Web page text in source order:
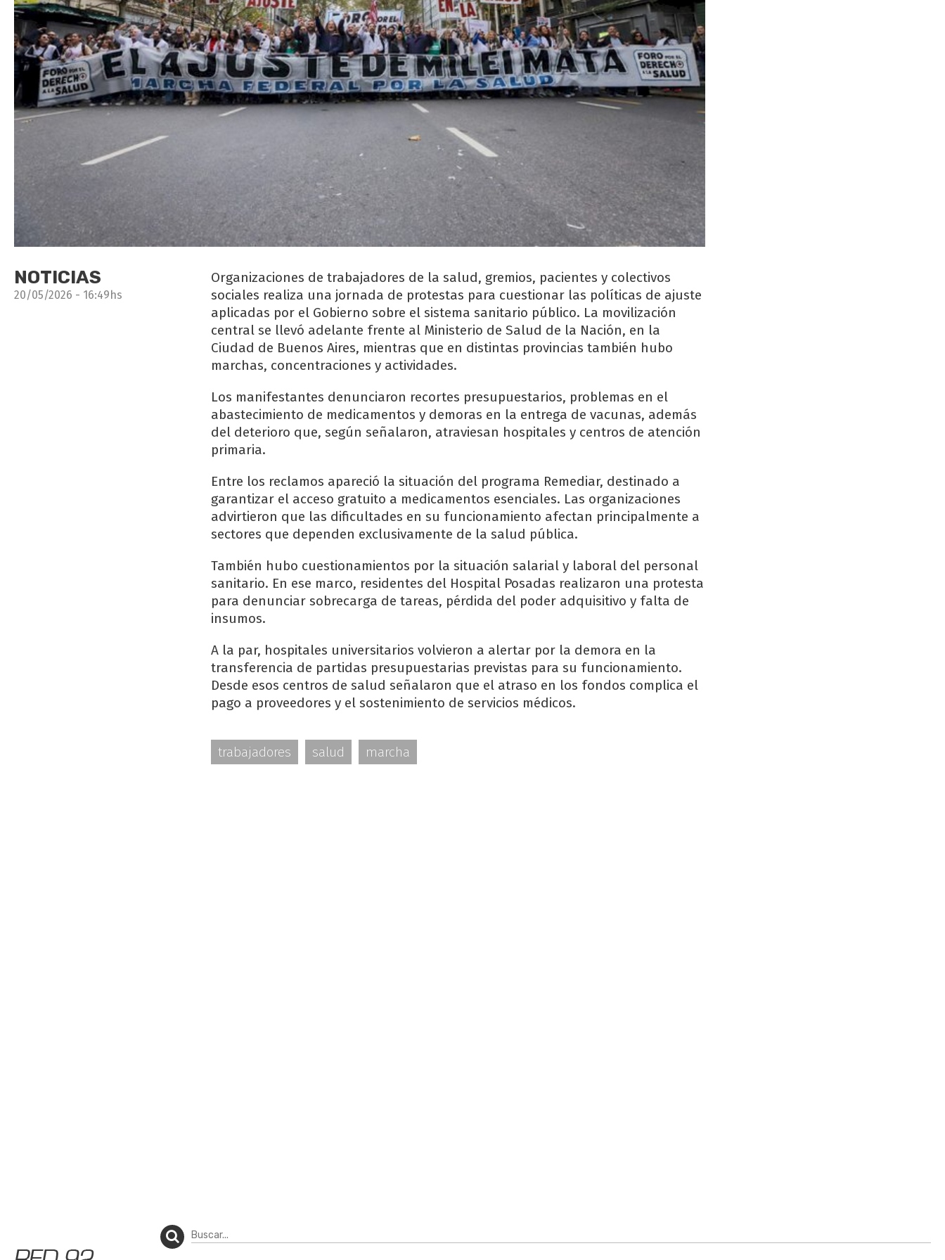
NOTICIAS
20/05/2026 - 16:49hs
Organizaciones de trabajadores de la salud, gremios, pacientes y colectivos
sociales realiza una jornada de protestas para cuestionar las políticas de ajuste
aplicadas por el Gobierno sobre el sistema sanitario público. La movilización
central se llevó adelante frente al Ministerio de Salud de la Nación, en la
Ciudad de Buenos Aires, mientras que en distintas provincias también hubo
marchas, concentraciones y actividades.
Los manifestantes denunciaron recortes presupuestarios, problemas en el
abastecimiento de medicamentos y demoras en la entrega de vacunas, además
del deterioro que, según señalaron, atraviesan hospitales y centros de atención
primaria.
Entre los reclamos apareció la situación del programa Remediar, destinado a
garantizar el acceso gratuito a medicamentos esenciales. Las organizaciones
advirtieron que las dificultades en su funcionamiento afectan principalmente a
sectores que dependen exclusivamente de la salud pública.
También hubo cuestionamientos por la situación salarial y laboral del personal
sanitario. En ese marco, residentes del Hospital Posadas realizaron una protesta
para denunciar sobrecarga de tareas, pérdida del poder adquisitivo y falta de
insumos.
A la par, hospitales universitarios volvieron a alertar por la demora en la
transferencia de partidas presupuestarias previstas para su funcionamiento.
Desde esos centros de salud señalaron que el atraso en los fondos complica el
pago a proveedores y el sostenimiento de servicios médicos.
trabajadores salud marcha